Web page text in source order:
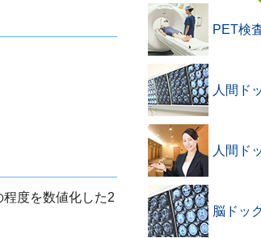
度を数値化した2
PET検
人間ド
人間ド
脳ドッ